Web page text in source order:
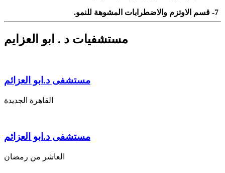
7- قسم الاوتزم والاضطرابات المشوهة للنمو.
مستشفيات د . ابو العزايم
مستشفى د.ابو العزائم
القاهرة الجديدة
مستشفى د.ابو العزائم
العاشر من رمضان